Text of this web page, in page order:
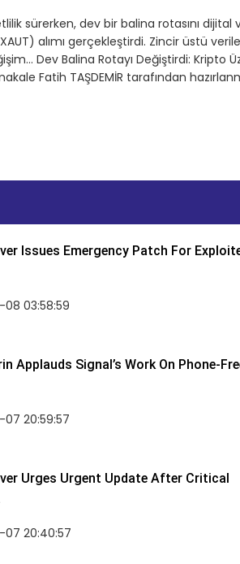
sürerken, dev bir balina rotasını dijital
alımı gerçekleştirdi. Zincir üstü
Dev Balina Rotayı Değiştirdi: Kripto
Fatih TAŞDEMİR tarafından
Issues Emergency Patch For
03:58:59
Applauds Signal’s Work On Phone-
20:59:57
Urges Urgent Update After Critical
20:40:57